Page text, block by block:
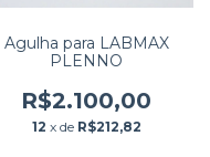
Agulha para LABMAX
PLENNO
R$2.100,00
12 x de R$212,82